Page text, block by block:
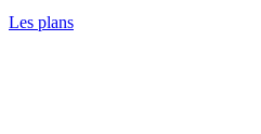
Les plans